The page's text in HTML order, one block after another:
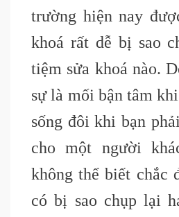
trường hiện nay
khoá rất dễ bị sao
tiệm sửa khoá nào.
sự là mối bận tâm
sống đôi khi bạn
cho một người
không thể biết chắc
có bị sao chụp lại